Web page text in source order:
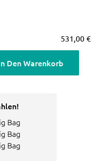
531,00 €
Den Warenkorb
Bag
Bag
Bag